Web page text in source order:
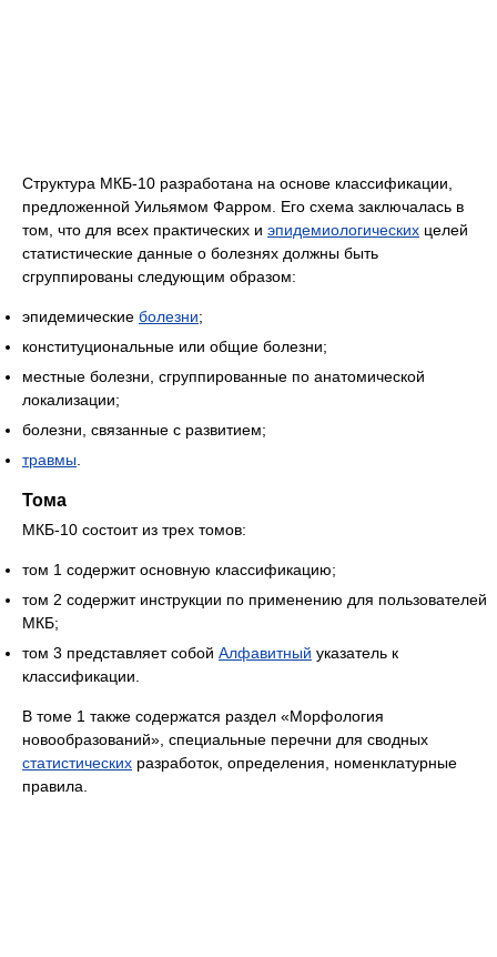
Структура МКБ-10 раз­работана на основе классификации,
предложенной Уильямом Фарром. Его схема заключалась в
том, что для всех практичес­ких и эпидемиологических целей
статистические данные о болезнях должны быть
сгруппированы следующим образом:
эпидемические болезни;
конституциональные или общие болезни;
местные болезни, сгруппированные по анатомической
локализации;
болезни, связанные с развитием;
травмы
Тома
МКБ-10 состоит из трех томов:
том 1 содержит основную классифи­кацию;
том 2 содержит инструкции по применению для пользователей
МКБ;
том 3 представляет собой Алфавитный указатель к
классификации.
В томе 1 также содержатся раздел «Морфология
новообразований», специальные перечни для сводных
статистических разработок, определения, номенклатурные
правила.